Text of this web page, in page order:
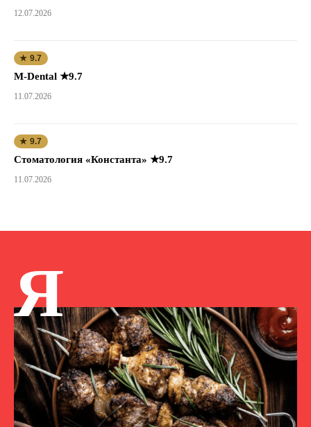
12.07.2026
★ 9.7
M-Dental ★9.7
11.07.2026
★ 9.7
Стоматология «Константа» ★9.7
11.07.2026
Я